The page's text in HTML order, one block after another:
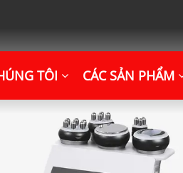
TÔI CÁC SẢN PHẨM